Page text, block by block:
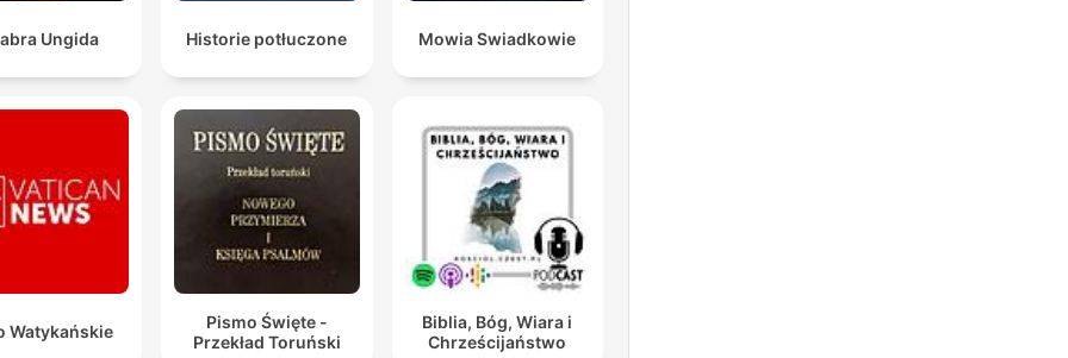
Ungida Historie potłuczone Mowia Swiadkowie
Watykańskie
Pismo Święte -
Przekład Toruński
Biblia, Bóg, Wiara i
Chrześcijaństwo